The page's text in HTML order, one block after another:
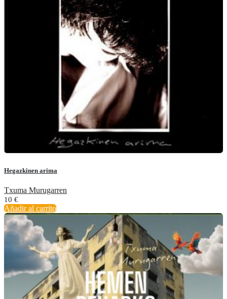
Hegazkinen arima
Txuma Murugarren
10 €
Añadir al carrito